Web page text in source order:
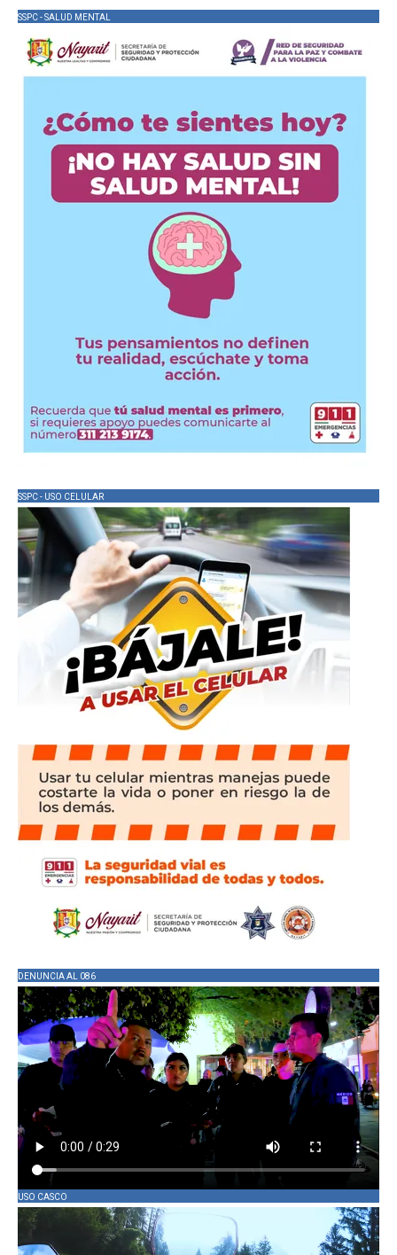
SSPC - SALUD MENTAL
SSPC - USO CELULAR
DENUNCIA AL 086
USO CASCO